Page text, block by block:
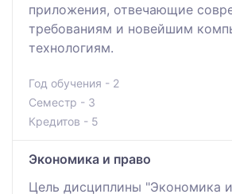
приложения, отвечающие
требованиям и новейшим
технологиям.
Год обучения - 2
Семестр - 3
Кредитов - 5
Экономика и право
Цель дисциплины "Экономика